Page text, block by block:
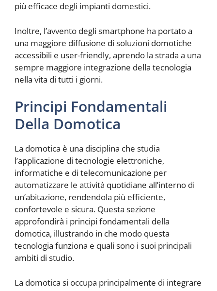
più efficace degli impianti domestici.
Inoltre, l’avvento degli smartphone ha portato a
una maggiore diffusione di soluzioni domotiche
accessibili e user-friendly, aprendo la strada a una
sempre maggiore integrazione della tecnologia
nella vita di tutti i giorni.
Principi Fondamentali
Della Domotica
La domotica è una disciplina che studia
l’applicazione di tecnologie elettroniche,
informatiche e di telecomunicazione per
automatizzare le attività quotidiane all’interno di
un’abitazione, rendendola più efficiente,
confortevole e sicura. Questa sezione
approfondirà i principi fondamentali della
domotica, illustrando in che modo questa
tecnologia funziona e quali sono i suoi principali
ambiti di studio.
La domotica si occupa principalmente di integrare